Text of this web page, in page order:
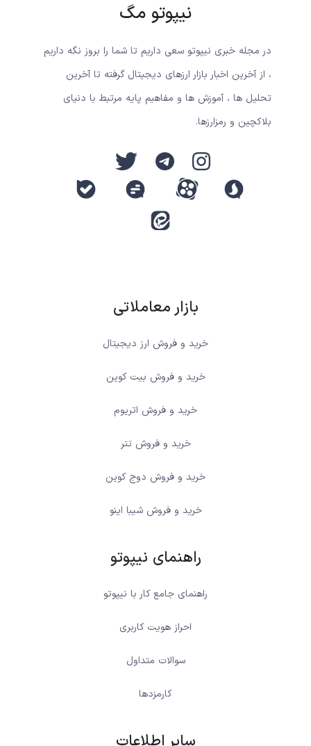
نیپوتو مگ
در مجله خبری نیپوتو سعی داریم تا شما را بروز نگه داریم
، از آخرین اخبار بازار ارزهای دیجیتال گرفته تا آخرین
تحلیل ها ، آموزش ها و مفاهیم پایه مرتبط با دنیای
بلاکچین و رمزارزها.
بازار معاملاتی
خرید و فروش ارز دیجیتال
خرید و فروش بیت کوین
خرید و فروش اتریوم
خرید و فروش تتر
خرید و فروش دوج کوین
خرید و فروش شیبا اینو
راهنمای نیپوتو
راهنمای جامع کار با نیپوتو
احراز هویت کاربری
سوالات متداول
کارمزدها